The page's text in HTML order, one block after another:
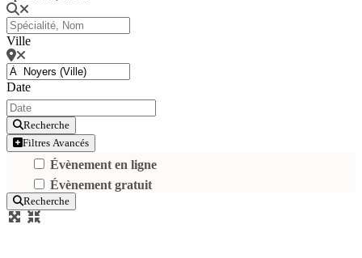
Ville
Date
Recherche
Filtres Avancés
Évènement en ligne
Évènement gratuit
Recherche